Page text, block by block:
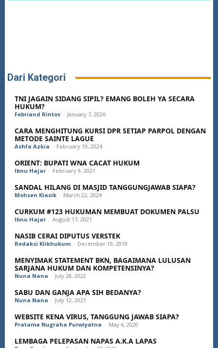
Dari Kategori
TNI JAGAIN SIDANG SIPIL? EMANG BOLEH YA SECARA
HUKUM?
Febriand Rintos - January 7, 2026
CARA MENGHITUNG KURSI DPR SETIAP PARPOL DENGAN
METODE SAINTE LAGUE
Ashfa Azkia - February 19, 2024
ORIENT: BUPATI WNA CACAT HUKUM
Ibnu Hajar - February 9, 2021
SANDAL HILANG DI MASJID TANGGUNGJAWAB SIAPA?
Mohsen Klasik - March 22, 2024
CURKUM #123 HUKUMAN MEMBUAT DOKUMEN PALSU
Ibnu Hajar - August 17, 2021
NASIB CERAI DIPUTUS VERSTEK
Redaksi Klikhukum - December 19, 2019
MENYIMAK STATEMENT BKN, BAGAIMANA LULUSAN
SARJANA HUKUM DAN KOMPETENSINYA?
Nuna Nana - July 28, 2022
SABU DAN GANJA APA SIH BEDANYA?
Nuna Nana - July 12, 2021
WEBSITE KENA VIRUS, TANGGUNG JAWAB SIAPA?
Pratama Nugraha Purwiyatna - May 6, 2020
LEMBAGA PELEPASAN NAPAS A.K.A LAPAS